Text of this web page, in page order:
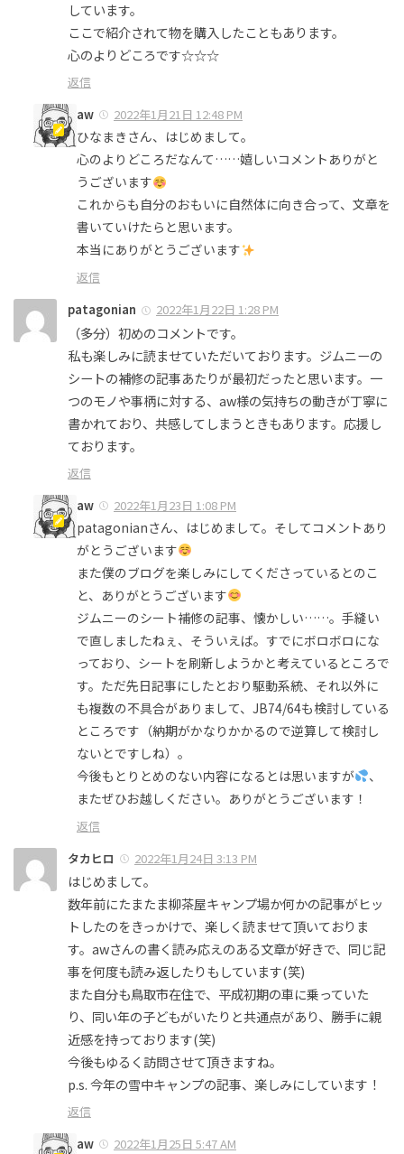
しています。
ここで紹介されて物を購入したこともあります。
心のよりどころです☆☆☆
返信
aw
2022年1月21日 12:48 PM
ひなまきさん、はじめまして。
心のよりどころだなんて……嬉しいコメントありがと
うございます
これからも自分のおもいに自然体に向き合って、文章を
書いていけたらと思います。
本当にありがとうございます
返信
patagonian
2022年1月22日 1:28 PM
（多分）初めのコメントです。
私も楽しみに読ませていただいております。ジムニーの
シートの補修の記事あたりが最初だったと思います。一
つのモノや事柄に対する、aw様の気持ちの動きが丁寧に
書かれており、共感してしまうときもあります。応援し
ております。
返信
aw
2022年1月23日 1:08 PM
patagonianさん、はじめまして。そしてコメントあり
がとうございます
また僕のブログを楽しみにしてくださっているとのこ
と、ありがとうございます
ジムニーのシート補修の記事、懐かしい……。手縫い
で直しましたねぇ、そういえば。すでにボロボロにな
っており、シートを刷新しようかと考えているところで
す。ただ先日記事にしたとおり駆動系統、それ以外に
も複数の不具合がありまして、JB74/64も検討している
ところです（納期がかなりかかるので逆算して検討し
ないとですしね）。
今後もとりとめのない内容になるとは思いますが
、
またぜひお越しください。ありがとうございます！
返信
タカヒロ
2022年1月24日 3:13 PM
はじめまして。
数年前にたまたま柳茶屋キャンプ場か何かの記事がヒッ
トしたのをきっかけで、楽しく読ませて頂いておりま
す。awさんの書く読み応えのある文章が好きで、同じ記
事を何度も読み返したりもしています(笑)
また自分も鳥取市在住で、平成初期の車に乗っていた
り、同い年の子どもがいたりと共通点があり、勝手に親
近感を持っております(笑)
今後もゆるく訪問させて頂きますね。
p.s. 今年の雪中キャンプの記事、楽しみにしています！
返信
aw
2022年1月25日 5:47 AM